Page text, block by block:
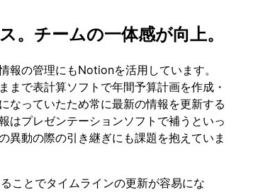
。チームの一体感が向上。
報の管理にもNotionを活用しています。
まで表計算ソフトで年間予算計画を作成・
なっていたため常に最新の情報を更新する
はプレゼンテーションソフトで補うといっ
異動の際の引き継ぎにも課題を抱えていま
ことでタイムラインの更新が容易にな